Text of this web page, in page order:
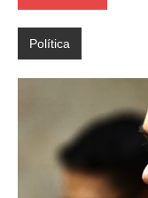
Política